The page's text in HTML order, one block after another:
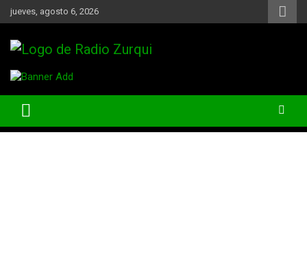
Skip
to
jueves, agosto 6, 2026
Radio Zurqui